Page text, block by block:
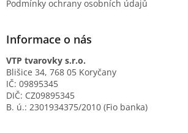
Podmínky ochrany osobních údajů
Informace o nás
VTP tvarovky s.r.o.
Blišice 34, 768 05 Koryčany
IČ: 09895345
DIČ: CZ09895345
B. ú.: 2301934375/2010 (Fio banka)